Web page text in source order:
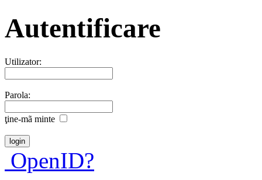
Autentificare
Utilizator:
Parola:
ţine-mã minte
OpenID?